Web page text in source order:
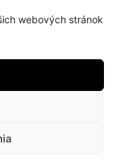
webových stránok
(EÚ)